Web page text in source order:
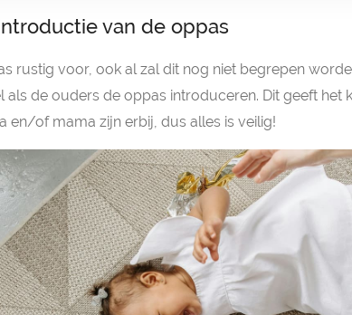
van de oppas
rustig voor, ook al zal dit nog niet begrepen
als de ouders de oppas introduceren. Dit geeft het
en/of mama zijn erbij, dus alles is veilig!